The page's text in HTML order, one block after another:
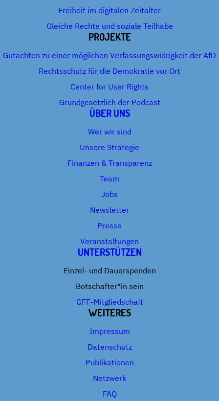
Freiheit im digitalen Zeitalter
Gleiche Rechte und soziale Teilhabe
PROJEKTE
Gutachten zu einer möglichen Verfassungswidrigkeit der AfD
Rechtsschutz für die Demokratie vor Ort
Center for User Rights
Grundgesetzlich der Podcast
ÜBER UNS
Wer wir sind
Unsere Strategie
Finanzen & Transparenz
Team
Jobs
Newsletter
Presse
Veranstaltungen
UNTERSTÜTZEN
Einzel- und Dauerspenden
Botschafter*in sein
GFF-Mitgliedschaft
WEITERES
Impressum
Datenschutz
Publikationen
Netzwerk
FAQ